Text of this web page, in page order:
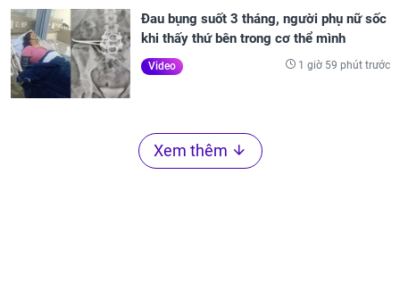
Đau bụng suốt 3 tháng, người phụ nữ sốc
khi thấy thứ bên trong cơ thể mình
Video 1 giờ 59 phút trước
Xem thêm